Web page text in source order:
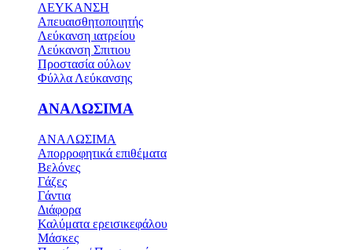
ΛΕΥΚΑΝΣΗ
Απευαισθητοποιητής
Λεύκανση ιατρείου
Λεύκανση Σπιτιου
Προστασία ούλων
Φύλλα Λεύκανσης
ΑΝΑΛΩΣΙΜΑ
ΑΝΑΛΩΣΙΜΑ
Απορροφητικά επιθέματα
Βελόνες
Γάζες
Γάντια
Διάφορα
Καλύματα ερεισικεφάλου
Μάσκες